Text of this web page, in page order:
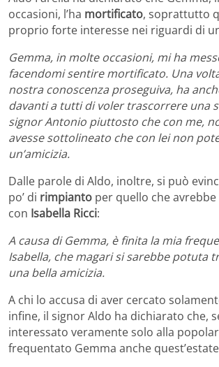
occasioni, l’ha mortificato, soprattutto
proprio forte interesse nei riguardi di
Gemma, in molte occasioni, mi ha
facendomi sentire mortificato. Una
nostra conoscenza proseguiva, ha
davanti a tutti di voler trascorrere una
signor Antonio piuttosto che con me,
avesse sottolineato che con lei non
un’amicizia.
Dalle parole di Aldo, inoltre, si può
po’ di rimpianto per quello che
con Isabella Ricci:
A causa di Gemma, è finita la mia
Isabella, che magari si sarebbe potuta
una bella amicizia.
A chi lo accusa di aver cercato
infine, il signor Aldo ha dichiarato che,
interessato veramente solo alla
frequentato Gemma anche